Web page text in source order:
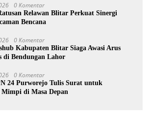
0 Komentar
Relawan Blitar Perkuat Sinergi
Bencana
0 Komentar
Kabupaten Blitar Siaga Awasi Arus
di Bendungan Lahor
0 Komentar
24 Purworejo Tulis Surat untuk
di Masa Depan